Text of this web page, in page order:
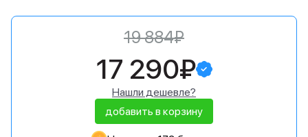
19 884₽
17 290₽
Нашли дешевле?
добавить в корзину